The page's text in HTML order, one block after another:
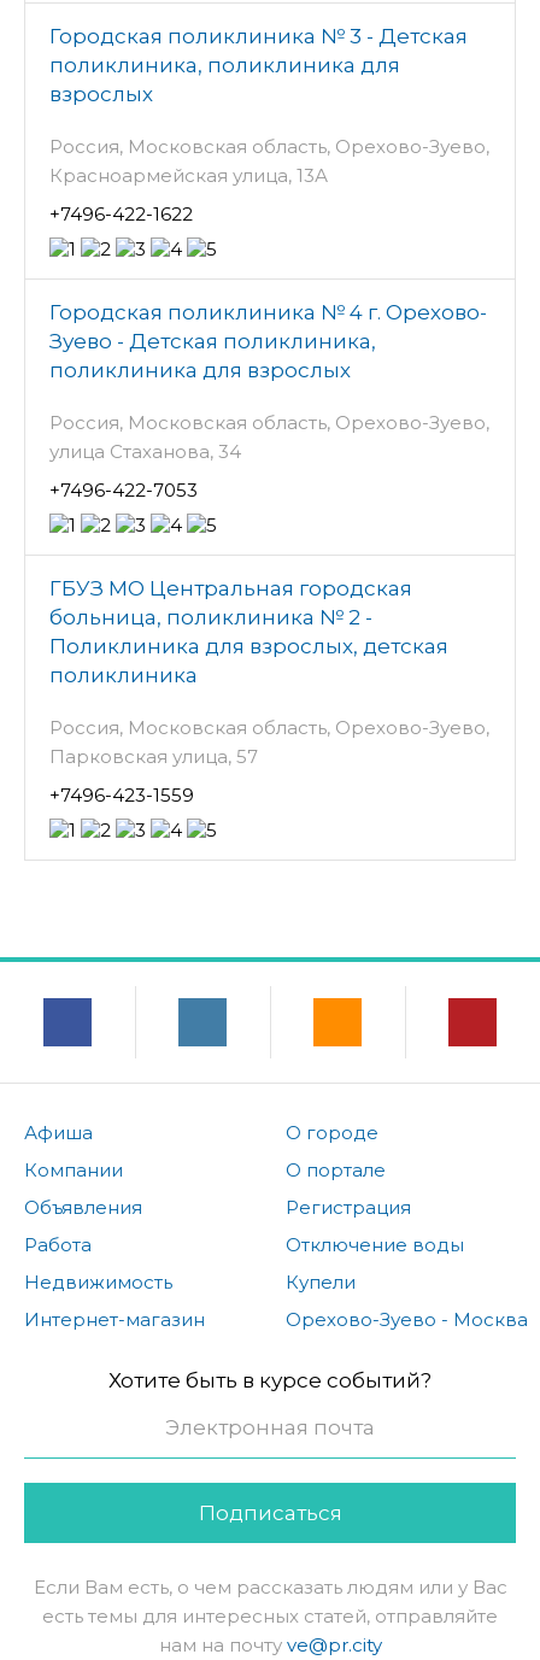
Городская поликлиника № 3 - Детская
поликлиника, поликлиника для
взрослых
Россия, Московская область, Орехово-Зуево,
Красноармейская улица, 13А
+7496-422-1622
Городская поликлиника № 4 г. Орехово-
Зуево - Детская поликлиника,
поликлиника для взрослых
Россия, Московская область, Орехово-Зуево,
улица Стаханова, 34
+7496-422-7053
ГБУЗ МО Центральная городская
больница, поликлиника № 2 -
Поликлиника для взрослых, детская
поликлиника
Россия, Московская область, Орехово-Зуево,
Парковская улица, 57
+7496-423-1559
Афиша
Компании
Объявления
Работа
Недвижимость
Интернет-магазин
О городе
О портале
Регистрация
Отключение воды
Купели
Орехово-Зуево - Москва
Хотите быть в курсе событий?
Подписаться
Если Вам есть, о чем рассказать людям или у Вас
есть темы для интересных статей, отправляйте
нам на почту ve@pr.city